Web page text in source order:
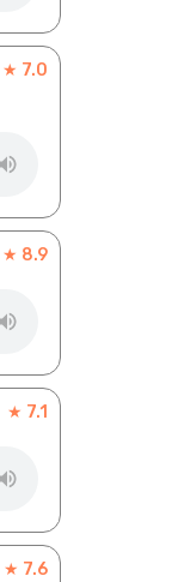
★ 7.0
★ 8.9
★ 7.1
★ 7.6